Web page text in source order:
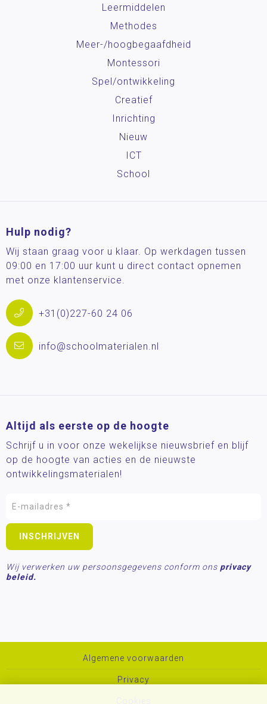
Leermiddelen
Methodes
Meer-/hoog­begaafdheid
Montessori
Spel/ontwikkeling
Creatief
Inrichting
Nieuw
ICT
School
Hulp nodig?
Wij staan graag voor u klaar. Op werkdagen tussen
09:00 en 17:00 uur kunt u direct contact opnemen
met onze klantenservice.
+31(0)227-60 24 06
info@schoolmaterialen.nl
Altijd als eerste op de hoogte
Schrijf u in voor onze wekelijkse nieuwsbrief en blijf
op de hoogte van acties en de nieuwste
ontwikkelingsmaterialen!
Wij verwerken uw persoonsgegevens conform ons privacy
beleid.
Algemene voorwaarden
Privacy